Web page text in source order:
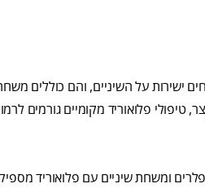
ישירות על השיניים, והם כוללים
פלואוריד מקומיים גורמים
ומשחת שיניים עם פלואוריד